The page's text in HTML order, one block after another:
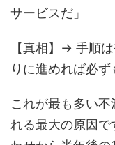
サービスだ」
【真相】→ 手順
りに進めれば必ず
これが最も多い
れる最大の原因